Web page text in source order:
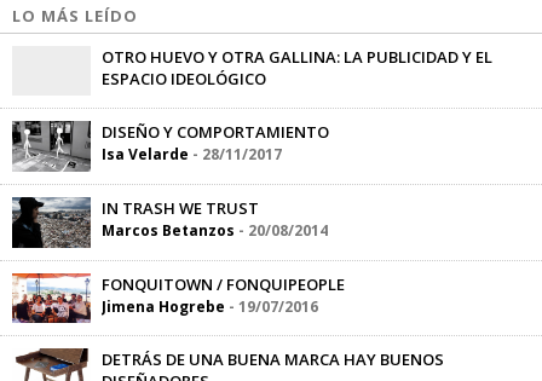
LO MÁS LEÍDO
OTRO HUEVO Y OTRA GALLINA: LA PUBLICIDAD Y EL
ESPACIO IDEOLÓGICO
DISEÑO Y COMPORTAMIENTO
Isa Velarde - 28/11/2017
IN TRASH WE TRUST
Marcos Betanzos - 20/08/2014
FONQUITOWN / FONQUIPEOPLE
Jimena Hogrebe - 19/07/2016
DETRÁS DE UNA BUENA MARCA HAY BUENOS